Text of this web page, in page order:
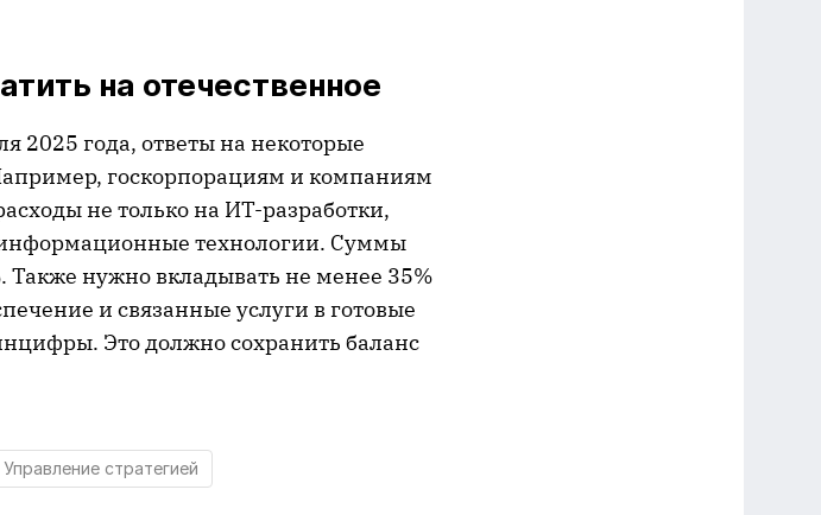
на отечественное
2025 года, ответы на некоторые
госкорпорациям и компаниям
не только на ИТ-разработки,
технологии. Суммы
нужно вкладывать не менее 35%
и связанные услуги в готовые
Это должно сохранить баланс
Управление стратегией